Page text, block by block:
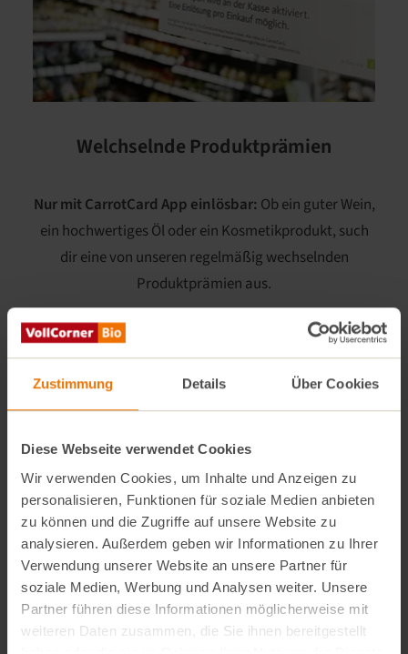
Zustimmung Details Über Cookies
Diese Webseite verwendet Cookies
Wir verwenden Cookies, um Inhalte und Anzeigen zu
personalisieren, Funktionen für soziale Medien anbieten
zu können und die Zugriffe auf unsere Website zu
analysieren. Außerdem geben wir Informationen zu Ihrer
Verwendung unserer Website an unsere Partner für
soziale Medien, Werbung und Analysen weiter. Unsere
Partner führen diese Informationen möglicherweise mit
weiteren Daten zusammen, die Sie ihnen bereitgestellt
Welchselnde Produktprämien
Nur mit CarrotCard App einlösbar: Ob ein guter Wein,
ein hochwertiges Öl oder ein Kosmetikprodukt, such
dir eine von unseren regelmäßig wechselnden
Produktprämien aus.